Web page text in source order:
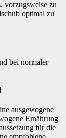
vorzugsweise zu
optimal zu
bei normaler
ausgewogene
Ernährung
für die